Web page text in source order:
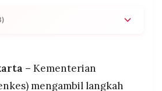
harus melalui verifikasi berlapis
– Kementerian
mengambil langkah